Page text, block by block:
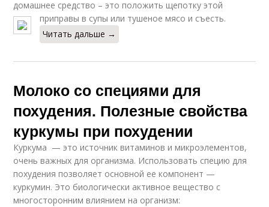
домашнее средство – это положить щепотку этой
приправы в супы или тушеное мясо и съесть.
Читать дальше →
Молоко со специями для
похудения. Полезные свойства
куркумы при похудении
Куркума — это источник витаминов и микроэлементов,
очень важных для организма. Использовать специю для
похудения позволяет основной ее компонент —
куркумин. Это биологически активное вещество с
многосторонним влиянием на организм: